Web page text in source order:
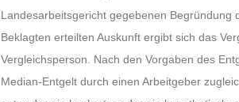
Landesarbeitsgericht gegebenen Begründung
Beklagten erteilten Auskunft ergibt sich das
Vergleichsperson. Nach den Vorgaben des
Median-Entgelt durch einen Arbeitgeber